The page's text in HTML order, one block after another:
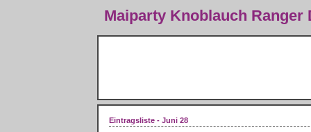
Maiparty Knoblauch Ranger
Eintragsliste - Juni 28